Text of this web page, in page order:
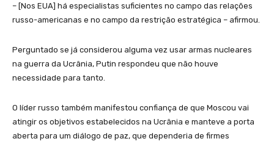
– [Nos EUA] há especialistas suficientes no campo das relações
russo-americanas e no campo da restrição estratégica – afirmou.
Perguntado se já considerou alguma vez usar armas nucleares
na guerra da Ucrânia, Putin respondeu que não houve
necessidade para tanto.
O líder russo também manifestou confiança de que Moscou vai
atingir os objetivos estabelecidos na Ucrânia e manteve a porta
aberta para um diálogo de paz, que dependeria de firmes